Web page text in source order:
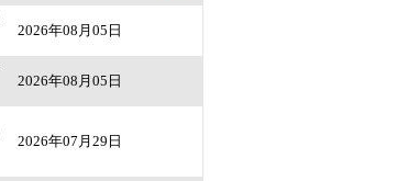
2026年08月05日
2026年08月05日
2026年07月29日